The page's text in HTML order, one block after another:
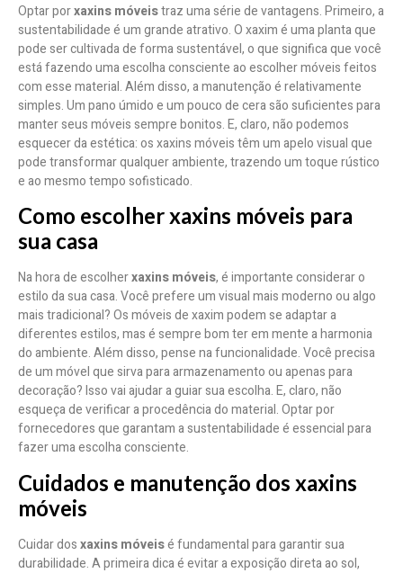
Optar porxaxins móveistraz uma série de vantagens. Primeiro, a
sustentabilidade é um grande atrativo. O xaxim é uma planta que
pode ser cultivada de forma sustentável, o que significa que você
está fazendo uma escolha consciente ao escolher móveis feitos
com esse material. Além disso, a manutenção é relativamente
simples. Um pano úmido e um pouco de cera são suficientes para
manter seus móveis sempre bonitos. E, claro, não podemos
esquecer da estética: os xaxins móveis têm um apelo visual que
pode transformar qualquer ambiente, trazendo um toque rústico
e ao mesmo tempo sofisticado.
Como escolher xaxins móveis para
sua casa
Na hora de escolherxaxins móveis, é importante considerar o
estilo da sua casa. Você prefere um visual mais moderno ou algo
mais tradicional? Os móveis de xaxim podem se adaptar a
diferentes estilos, mas é sempre bom ter em mente a harmonia
do ambiente. Além disso, pense na funcionalidade. Você precisa
de um móvel que sirva para armazenamento ou apenas para
decoração? Isso vai ajudar a guiar sua escolha. E, claro, não
esqueça de verificar a procedência do material. Optar por
fornecedores que garantam a sustentabilidade é essencial para
fazer uma escolha consciente.
Cuidados e manutenção dos xaxins
móveis
Cuidar dosxaxins móveisé fundamental para garantir sua
durabilidade. A primeira dica é evitar a exposição direta ao sol,